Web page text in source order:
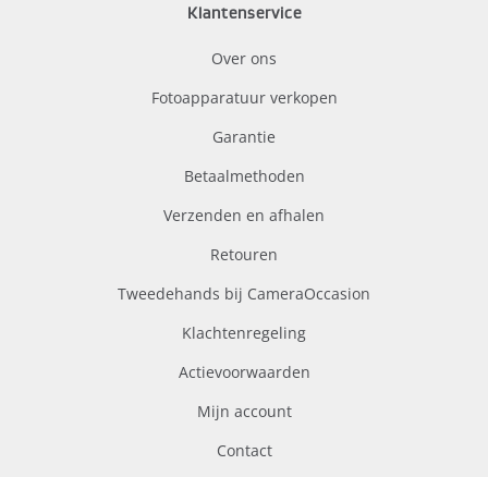
Klantenservice
Over ons
Fotoapparatuur verkopen
Garantie
Betaalmethoden
Verzenden en afhalen
Retouren
Tweedehands bij CameraOccasion
Klachtenregeling
Actievoorwaarden
Mijn account
Contact